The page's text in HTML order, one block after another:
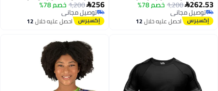
BJJ مصارعة جراپلينغ أزرق 2 إكس 1,200خصم 78%
احصل عليه خلال12
اغسطس
BJJ مصارعة جراپلينغ لون غون ميتال
1,200خصم 78%
توصيل مجاني
توصيل مجانياحصل عليه خلال12
اغسطس